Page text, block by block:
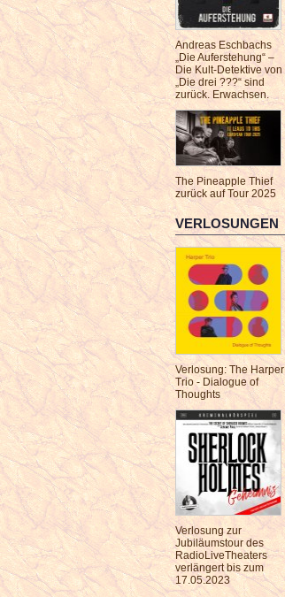
Andreas Eschbachs
„Die Auferstehung“ –
Die Kult-Detektive von
„Die drei ???“ sind
zurück. Erwachsen.
The Pineapple Thief
zurück auf Tour 2025
VERLOSUNGEN
Verlosung: The Harper
Trio - Dialogue of
Thoughts
Verlosung zur
Jubiläumstour des
RadioLiveTheaters
verlängert bis zum
17.05.2023